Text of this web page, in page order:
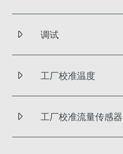
调试
工厂校准温度
工厂校准流量传感器